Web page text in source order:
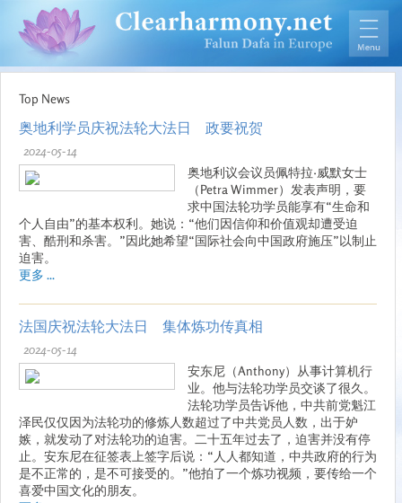
Top News
奥地利学员庆祝法轮大法日 政要祝贺
2024-05-14
奥地利议会议员佩特拉·威默女士
（Petra Wimmer）发表声明，要
求中国法轮功学员能享有“生命和
个人自由”的基本权利。她说：“他们因信仰和价值观却遭受迫
害、酷刑和杀害。”因此她希望“国际社会向中国政府施压”以制止
迫害。
更多 ...
法国庆祝法轮大法日 集体炼功传真相
2024-05-14
安东尼（Anthony）从事计算机行
业。他与法轮功学员交谈了很久。
法轮功学员告诉他，中共前党魁江
泽民仅仅因为法轮功的修炼人数超过了中共党员人数，出于妒
嫉，就发动了对法轮功的迫害。二十五年过去了，迫害并没有停
止。安东尼在征签表上签字后说：“人人都知道，中共政府的行为
是不正常的，是不可接受的。”他拍了一个炼功视频，要传给一个
喜爱中国文化的朋友。